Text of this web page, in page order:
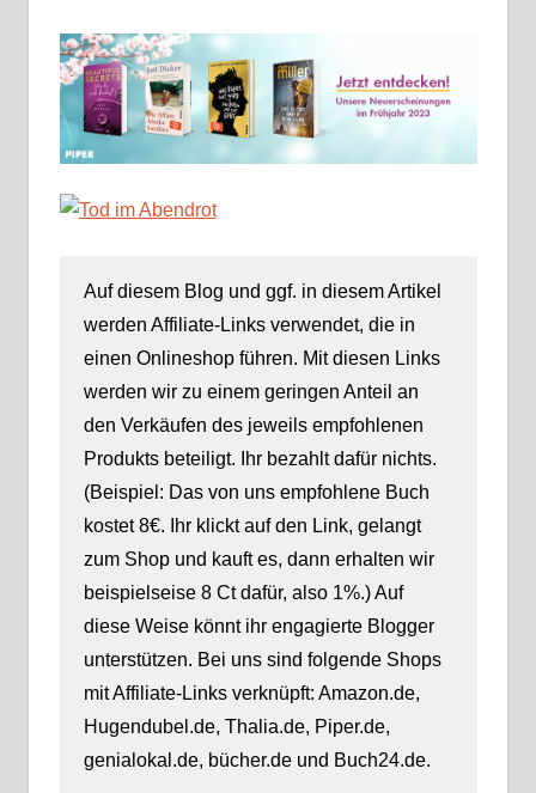
Auf diesem Blog und ggf. in diesem Artikel
werden Affiliate-Links verwendet, die in
einen Onlineshop führen. Mit diesen Links
werden wir zu einem geringen Anteil an
den Verkäufen des jeweils empfohlenen
Produkts beteiligt. Ihr bezahlt dafür nichts.
(Beispiel: Das von uns empfohlene Buch
kostet 8€. Ihr klickt auf den Link, gelangt
zum Shop und kauft es, dann erhalten wir
beispielseise 8 Ct dafür, also 1%.) Auf
diese Weise könnt ihr engagierte Blogger
unterstützen. Bei uns sind folgende Shops
mit Affiliate-Links verknüpft: Amazon.de,
Hugendubel.de, Thalia.de, Piper.de,
genialokal.de, bücher.de und Buch24.de.